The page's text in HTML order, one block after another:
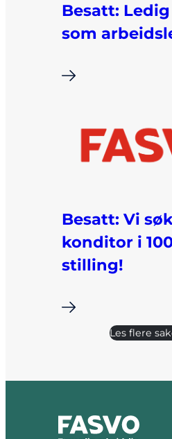
Besatt:
som
i
Besatt: Vi
konditor i
stilling!
i
Les flere